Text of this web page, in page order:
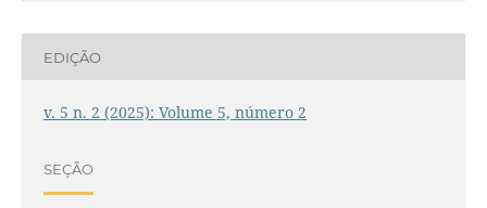
EDIÇÃO
v. 5 n. 2 (2025): Volume 5, número 2
SEÇÃO